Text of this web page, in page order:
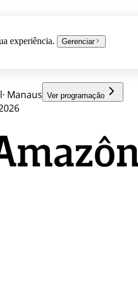
experiência. Gerenciar
· Manaus Ver programação